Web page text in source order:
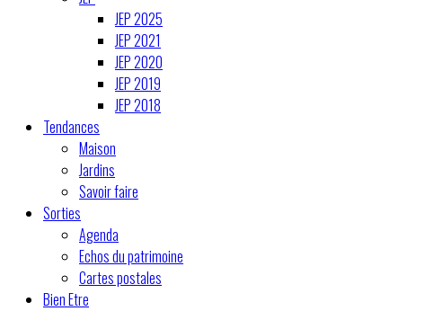
JEP 2025
JEP 2021
JEP 2020
JEP 2019
JEP 2018
Tendances
Maison
Jardins
Savoir faire
Sorties
Agenda
Echos du patrimoine
Cartes postales
Bien Etre